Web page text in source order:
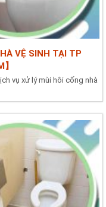
VỆ SINH TẠI TP
vụ xử lý mùi hôi cống nhà